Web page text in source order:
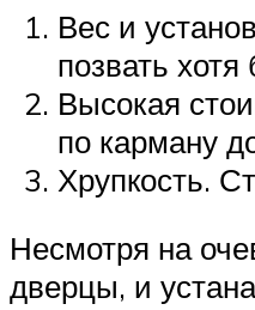
Вес и
позвать
Высокая
по карману
Хрупкость.
Несмотря на
дверцы, и